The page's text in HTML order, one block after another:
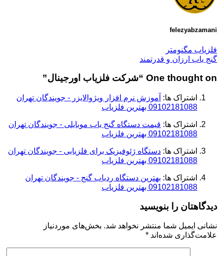
felezyabzamani
فلزیاب مگنومتر
گنج یاب ارزان و قدرتمند
One thought on “ شرکت فلزیاب اورجینال”
اشتراک ها: آموزش نرم‌ افزار ویژوالایزر - جویندگان تهران
09102181088 بهترین فلزیاب
اشتراک ها: قیمت دستگاه گنج یاب موبایلی - جویندگان تهران
09102181088 بهترین فلزیاب
اشتراک ها: دستگاه ژئوفیزیک برای فلزیابی - جویندگان تهران
09102181088 بهترین فلزیاب
اشتراک ها: بهترین دستگاه ردیاب گنج - جویندگان تهران
09102181088 بهترین فلزیاب
دیدگاهتان را بنویسید
نشانی ایمیل شما منتشر نخواهد شد. بخش‌های موردنیاز
علامت‌گذاری شده‌اند *